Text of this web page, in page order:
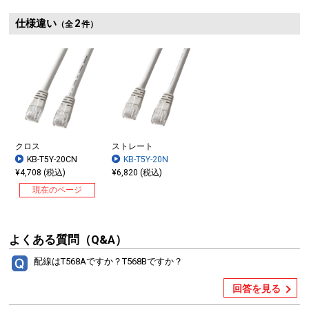
仕様違い（全 2件）
クロス
KB-T5Y-20CN
¥4,708 (税込)
現在のページ
ストレート
KB-T5Y-20N
¥6,820 (税込)
よくある質問（Q&A）
配線はT568Aですか？T568Bですか？
回答を見る